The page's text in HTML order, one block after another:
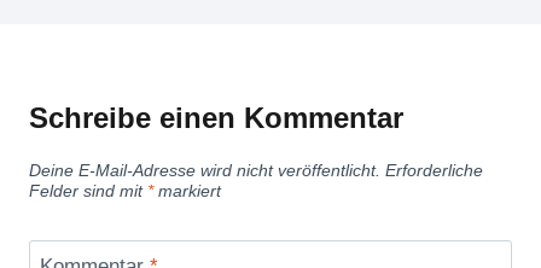
Schreibe einen Kommentar
Deine E-Mail-Adresse wird nicht veröffentlicht. Erforderliche
Felder sind mit *markiert